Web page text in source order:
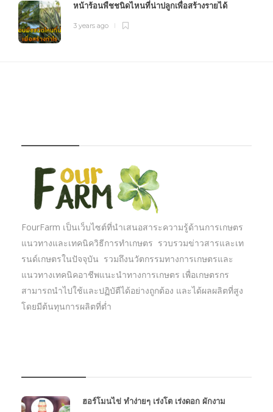
หน้าร้อนพืชชนิดไหนที่น่าปลูกเพื่อสร้างรายได้
3 years ago
FourFarm เป็นเว็บไซต์ที่นำเสนอสาระความรู้ด้านการเกษตร
แนวทางและเทคนิควิธีการทำเกษตร รวบรวมข่าวสารและเท
รนด์เกษตรในปัจจุบัน รวมถึงนวัตกรรมทางการเกษตรและ
แนวทางเทคนิคอาชีพแนะนำทางการเกษตร เพื่อเกษตรกร
สามารถนำไปใช้และปฏิบัตืได้อย่างถูกต้อง และได้ผลผลิตที่สูง
โดยมีต้นทุนการผลิตที่ต่ำ
ฮอร์โมนไข่ ทำง่ายๆ เร่งโต เร่งดอก ผักงาม